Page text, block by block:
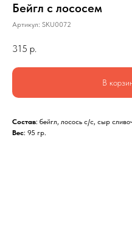
Бейгл с лососем
Артикул: SKU0072
315 р.
В
Состав: бейгл, лосось с/с, сыр
Вес: 95 гр.